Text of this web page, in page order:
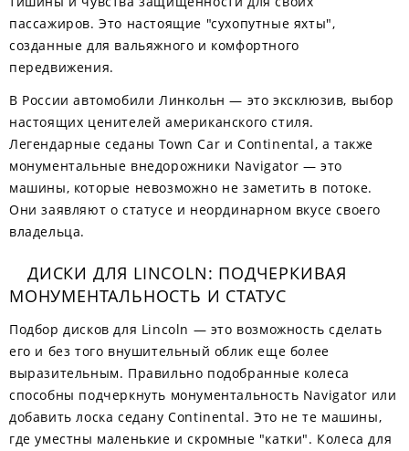
пассажиров. Это настоящие "сухопутные яхты",
созданные для вальяжного и комфортного
передвижения.
В России автомобили Линкольн — это эксклюзив, выбор
настоящих ценителей американского стиля.
Легендарные седаны Town Car и Continental, а также
монументальные внедорожники Navigator — это
машины, которые невозможно не заметить в потоке.
Они заявляют о статусе и неординарном вкусе своего
владельца.
ДИСКИ ДЛЯ LINCOLN: ПОДЧЕРКИВАЯ
МОНУМЕНТАЛЬНОСТЬ И СТАТУС
Подбор дисков для Lincoln — это возможность сделать
его и без того внушительный облик еще более
выразительным. Правильно подобранные колеса
способны подчеркнуть монументальность Navigator или
добавить лоска седану Continental. Это не те машины,
где уместны маленькие и скромные "катки". Колеса для